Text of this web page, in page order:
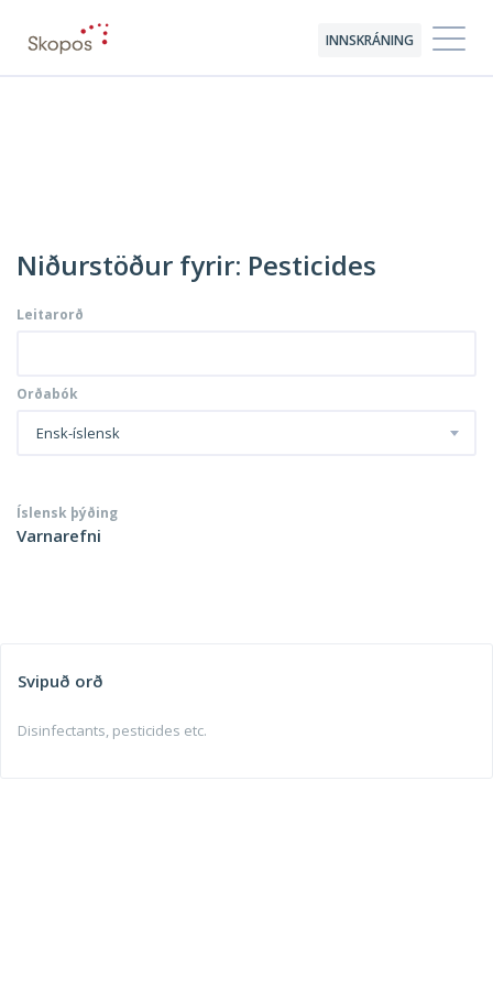
INNSKRÁNING
Niðurstöður fyrir: Pesticides
Leitarorð
Orðabók
Ensk-íslensk
Íslensk þýðing
Varnarefni
Svipuð orð
Disinfectants, pesticides etc.